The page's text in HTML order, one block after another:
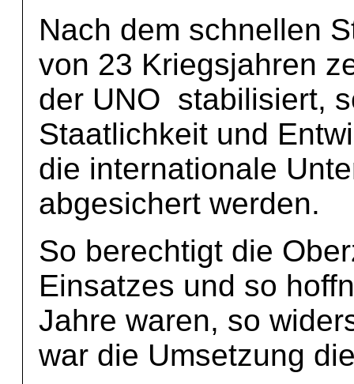
Nach dem schnellen
von 23 Kriegsjahren
der UNO stabilisiert,
Staatlichkeit und
die internationale
abgesichert werden.
So berechtigt die
Einsatzes und so
Jahre waren, so
war die Umsetzung